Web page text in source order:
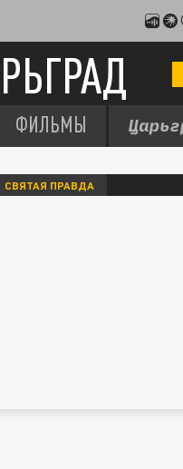
ФИЛЬМЫ
СВЯТАЯ ПРАВДА